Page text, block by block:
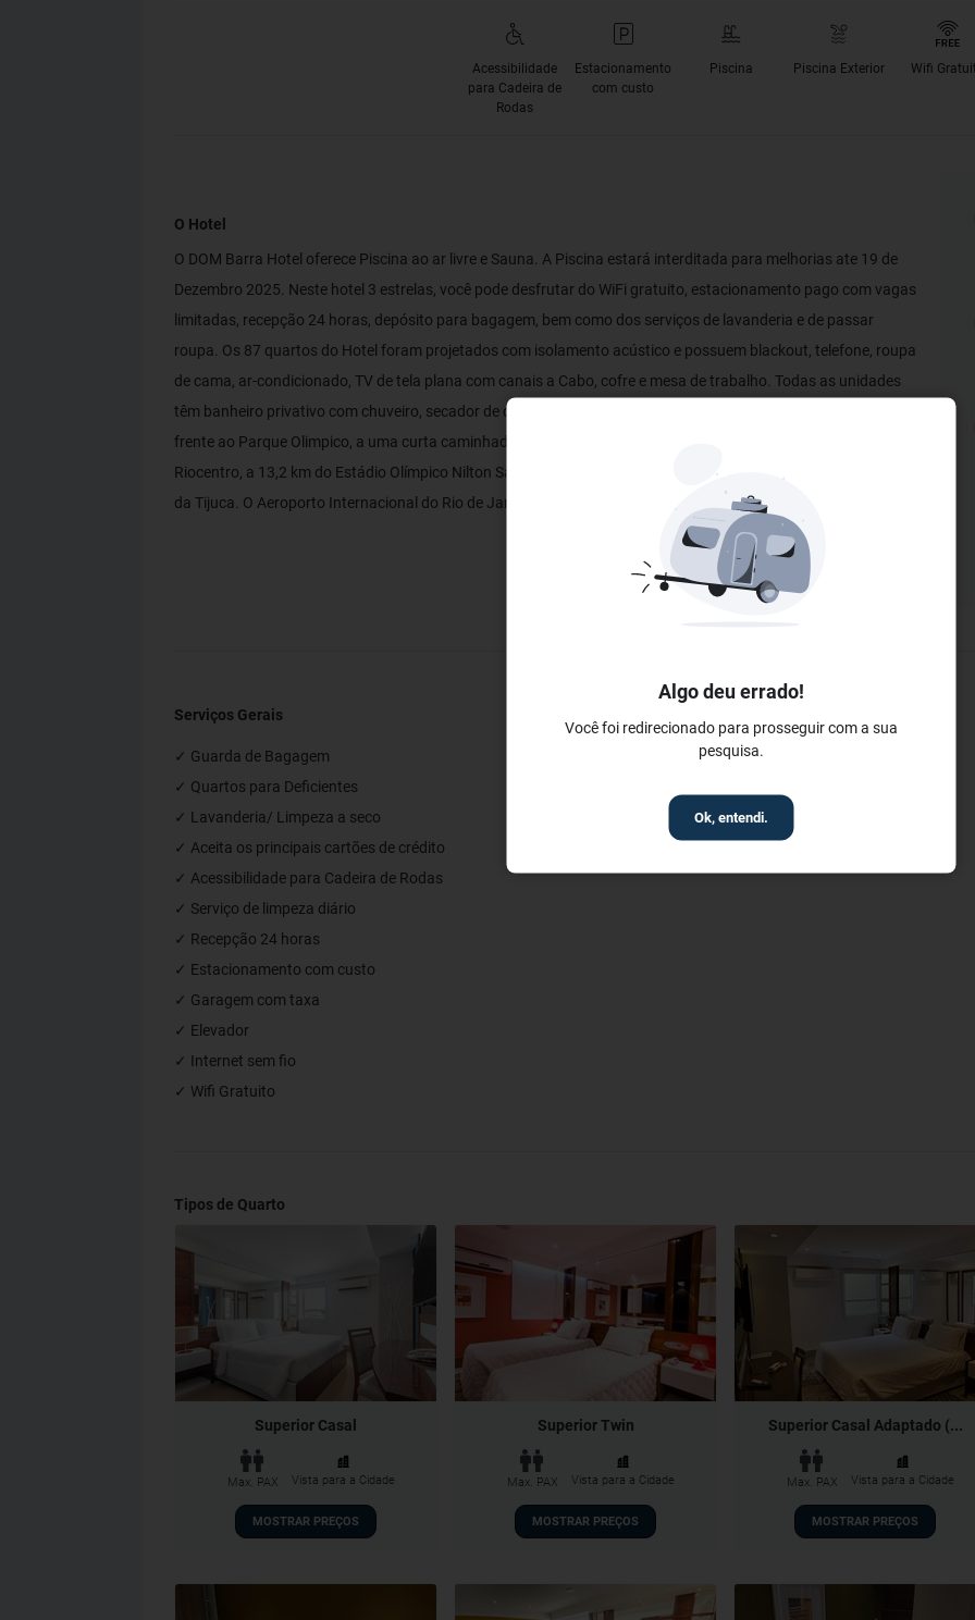
Algo deu errado!
Você foi redirecionado para prosseguir com a sua
pesquisa.
Ok, entendi.
Acessibilidade
para Cadeira de
Rodas
Estacionamento
com custo
Piscina Piscina Exterior Wifi
O Hotel
O DOM Barra Hotel oferece Piscina ao ar livre e Sauna. A Piscina estará interditada para melhorias ate 19 de
Dezembro 2025. Neste hotel 3 estrelas, você pode desfrutar do WiFi gratuito, estacionamento pago com vagas
limitadas, recepção 24 horas, depósito para bagagem, bem como dos serviços de lavanderia e de passar
roupa. Os 87 quartos do Hotel foram projetados com isolamento acústico e possuem blackout, telefone, roupa
de cama, ar-condicionado, TV de tela plana com canais a Cabo, cofre e mesa de trabalho. Todas as unidades
têm banheiro privativo com chuveiro, secador de cabelo e amenidades de banho. O Hotel fica localizado em
frente ao Parque Olimpico, a uma curta caminhada de Jeunesse Arena, a 2,5 km do Centro de Convenções
Riocentro, a 13,2 km do Estádio Olímpico Nilton Santos - Engenhão e a 13,4 km do Parque Nacional da Floresta
da Tijuca. O Aeroporto Internacional do Rio de Janeiro - Galeão está a 23 km.
Serviços Gerais
✓ Guarda de Bagagem
✓ Quartos para Deficientes
✓ Lavanderia/ Limpeza a seco
✓ Aceita os principais cartões de crédito
✓ Acessibilidade para Cadeira de Rodas
✓ Serviço de limpeza diário
✓ Recepção 24 horas
✓ Estacionamento com custo
✓ Garagem com taxa
✓ Elevador
✓ Internet sem fio
✓ Wifi Gratuito
✓ Piscina
✓ Sauna
Tipos de Quarto
Superior Casal
Max. PAX Vista para a Cidade
MOSTRAR PREÇOS
Superior Twin
Max. PAX Vista para a Cidade
MOSTRAR PREÇOS
Superior Casal Adaptado (...
Max. PAX Vista para a Cidade
MOSTRAR PREÇOS